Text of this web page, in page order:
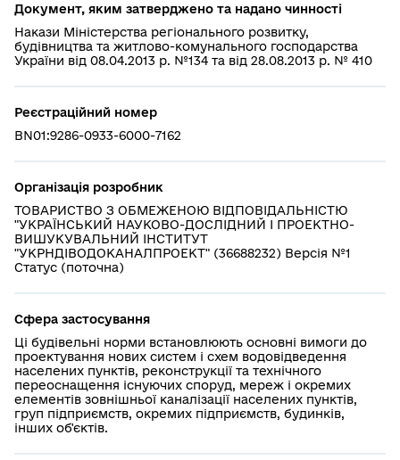
Документ, яким затверджено та надано чинності
Накази Міністерства регіонального розвитку,
будівництва та житлово-комунального господарства
України від 08.04.2013 р. №134 та від 28.08.2013 р. № 410
Реєстраційний номер
BN01:9286-0933-6000-7162
Організація розробник
ТОВАРИСТВО З ОБМЕЖЕНОЮ ВІДПОВІДАЛЬНІСТЮ
"УКРАЇНСЬКИЙ НАУКОВО-ДОСЛІДНИЙ І ПРОЕКТНО-
ВИШУКУВАЛЬНИЙ ІНСТИТУТ
"УКРНДІВОДОКАНАЛПРОЕКТ" (36688232) Версія №1
Статус (поточна)
Сфера застосування
Ці будівельні норми встановлюють основні вимоги до
проектування нових систем і схем водовідведення
населених пунктів, реконструкції та технічного
переоснащення існуючих споруд, мереж і окремих
елементів зовнішньої каналізації населених пунктів,
груп підприємств, окремих підприємств, будинків,
інших об'єктів.